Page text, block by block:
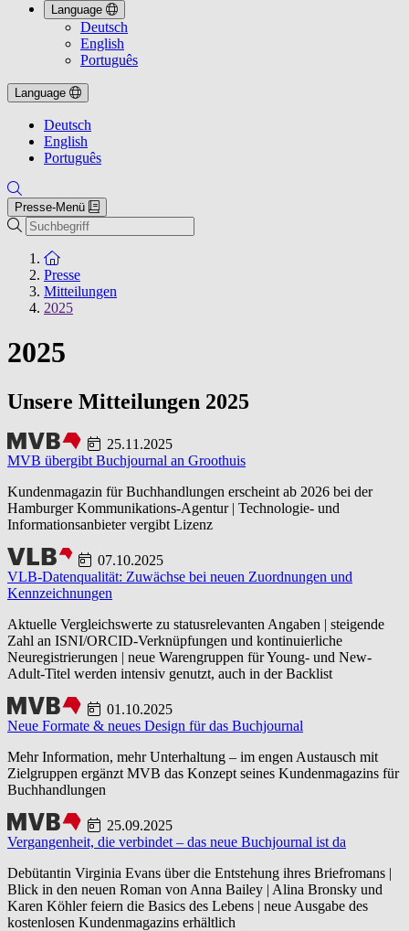
Language
Deutsch
English
Português
Language
Deutsch
English
Português
Presse-Menü
Suche
Zur Startseite
Presse
Mitteilungen
2025
2025
Unsere Mitteilungen 2025
25.11.2025
MVB übergibt Buchjournal an Groothuis
Kundenmagazin für Buchhandlungen erscheint ab 2026 bei der
Hamburger Kommunikations-Agentur | Technologie- und
Informationsanbieter vergibt Lizenz
07.10.2025
VLB-Datenqualität: Zuwächse bei neuen Zuordnungen und
Kennzeichnungen
Aktuelle Vergleichswerte zu statusrelevanten Angaben | steigende
Zahl an ISNI/ORCID-Verknüpfungen und kontinuierliche
Neuregistrierungen | neue Warengruppen für Young- und New-
Adult-Titel werden intensiv genutzt, auch in der Backlist
01.10.2025
Neue Formate & neues Design für das Buchjournal
Mehr Information, mehr Unterhaltung – im engen Austausch mit
Zielgruppen ergänzt MVB das Konzept seines Kundenmagazins für
Buchhandlungen
25.09.2025
Vergangenheit, die verbindet – das neue Buchjournal ist da
Debütantin Virginia Evans über die Entstehung ihres Briefromans |
Blick in den neuen Roman von Anna Bailey | Alina Bronsky und
Karen Köhler feiern die Basics des Lebens | neue Ausgabe des
kostenlosen Kundenmagazins erhältlich